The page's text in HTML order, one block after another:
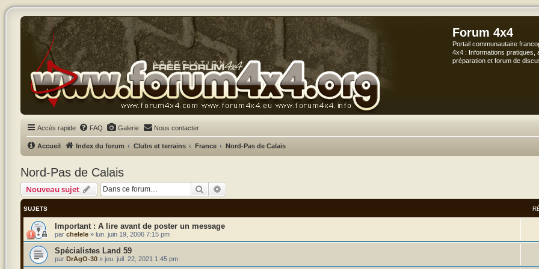
Forum 4x4
Portail communautaire
4x4 : Informations pratiques,
préparation et forum de
Accès rapide FAQ Galerie Nous contacter
Accueil Index du forum Clubs et terrains France Nord-Pas de Calais
Nord-Pas de Calais
Nouveau sujet Rechercher
SUJETS
A lire avant de poster un message
par chelele» lun. juin 19, 2006 7:15 pm
Spécialistes Land 59
par DrAgO-30» jeu. juil. 22, 2021 1:45 pm